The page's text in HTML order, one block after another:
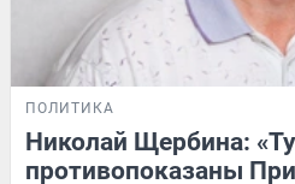
ПОЛИТИКА
Николай Щербина:
противопоказаны